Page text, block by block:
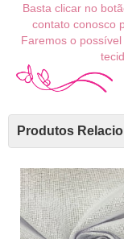
Basta clicar no
contato conosco
Faremos o
Produtos